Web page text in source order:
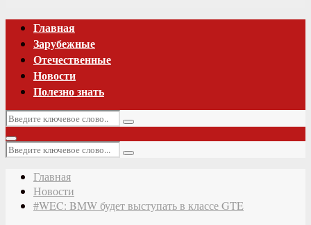
Главная
Зарубежные
Отечественные
Новости
Полезно знать
Искать:
Поиск
Основное
меню
Искать:
Поиск
Главная
Новости
#WEC: BMW будет выступать в классе GTE